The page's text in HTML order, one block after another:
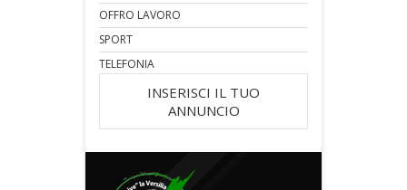
OFFRO LAVORO
SPORT
TELEFONIA
INSERISCI IL TUO
ANNUNCIO